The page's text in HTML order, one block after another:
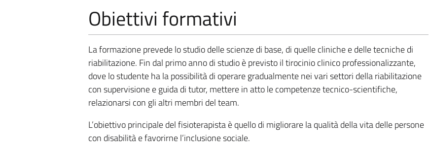
Obiettivi formativi
La formazione prevede lo studio delle scienze di base, di quelle cliniche e delle tecniche di
riabilitazione. Fin dal primo anno di studio è previsto il tirocinio clinico professionalizzante,
dove lo studente ha la possibilità di operare gradualmente nei vari settori della riabilitazione
con supervisione e guida di tutor, mettere in atto le competenze tecnico-scientifiche,
relazionarsi con gli altri membri del team.
L’obiettivo principale del fisioterapista è quello di migliorare la qualità della vita delle persone
con disabilità e favorirne l’inclusione sociale.